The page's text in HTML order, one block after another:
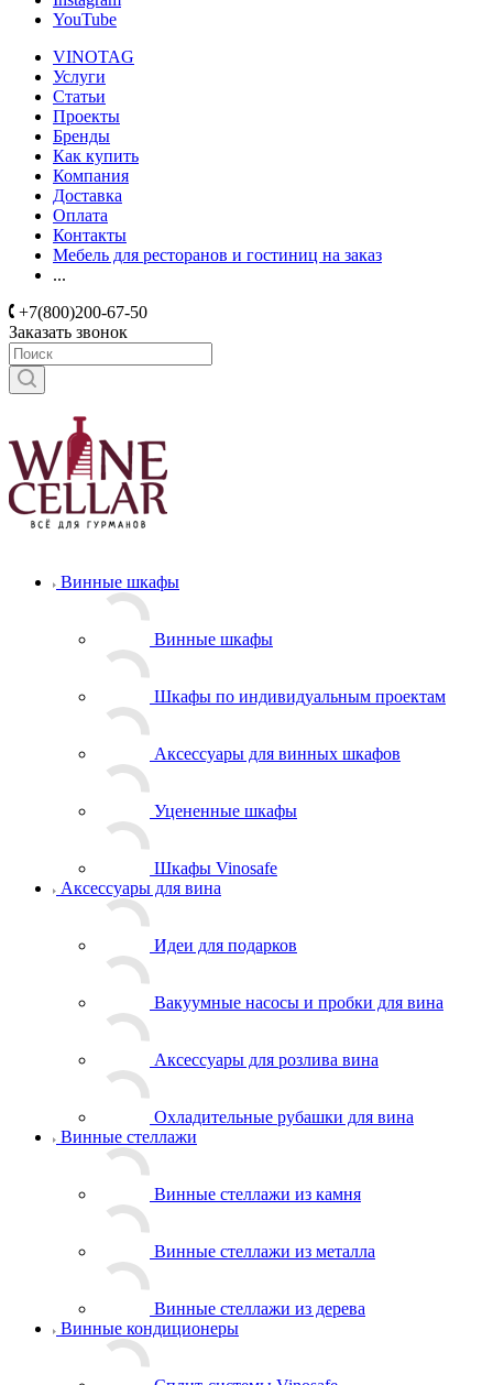
YouTube
VINOTAG
Услуги
Статьи
Проекты
Бренды
Как купить
Компания
Доставка
Оплата
Контакты
Мебель для ресторанов и гостиниц на заказ
...
+7(800)200-67-50
Заказать звонок
Винные шкафы
Винные шкафы
Шкафы по индивидуальным проектам
Аксессуары для винных шкафов
Уцененные шкафы
Шкафы Vinosafe
Аксессуары для вина
Идеи для подарков
Вакуумные насосы и пробки для вина
Аксессуары для розлива вина
Охладительные рубашки для вина
Винные стеллажи
Винные стеллажи из камня
Винные стеллажи из металла
Винные стеллажи из дерева
Винные кондиционеры